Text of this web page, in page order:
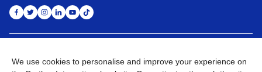
We use cookies to personalise and improve your experience on